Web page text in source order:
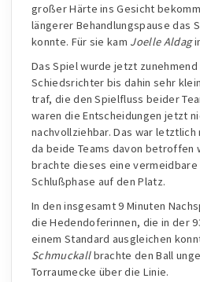
großer Härte ins Gesicht
längerer Behandlungspause das
konnte. Für sie kam Joelle Aldag
Das Spiel wurde jetzt
Schiedsrichter bis dahin sehr
traf, die den Spielfluss beider
waren die Entscheidungen jetzt
nachvollziehbar. Das war
da beide Teams davon betroffen
brachte dieses eine
Schlußphase auf den Platz.
In den insgesamt 9 Minuten
die Hedendoferinnen, die in der
einem Standard ausgleichen
Schmuckallbrachte den Ball
Torraumecke über die Linie.